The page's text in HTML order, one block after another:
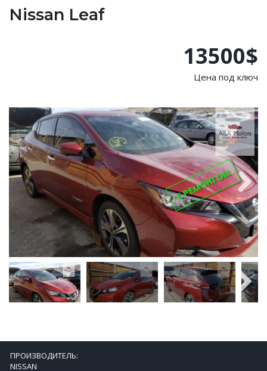
Nissan Leaf
13500$
Цена под ключ
С РЕМОНТОМNext
Next
ПРОИЗВОДИТЕЛЬ:
NISSAN